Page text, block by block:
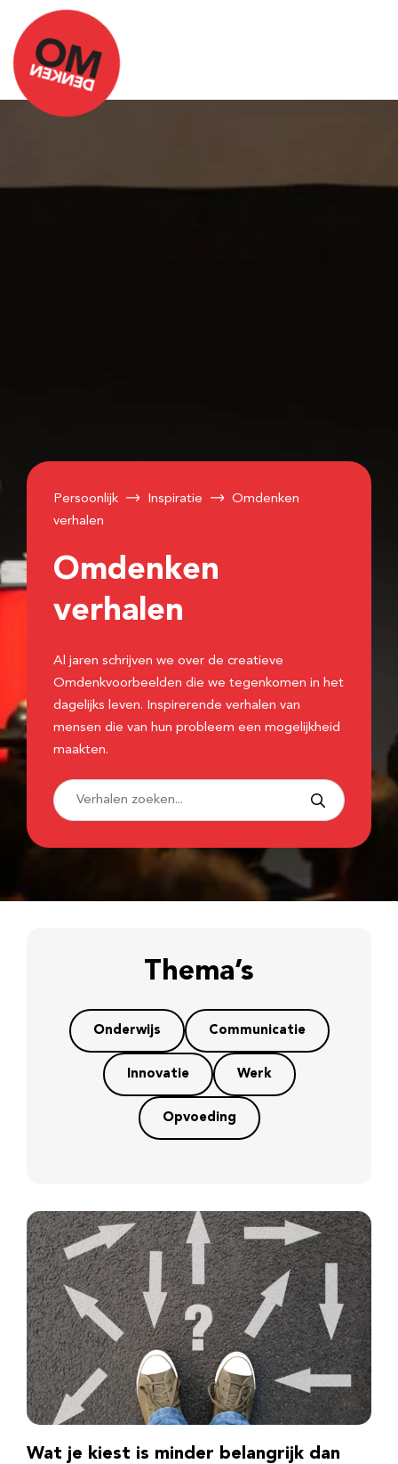
Persoonlijk Inspiratie
Omdenken
verhalen
Omdenken
verhalen
Al jaren schrijven we over de creatieve
Omdenkvoorbeelden die we tegenkomen in het
dagelijks leven. Inspirerende verhalen van
mensen die van hun probleem een mogelijkheid
maakten.
Thema’s
Onderwijs Communicatie
Innovatie Werk
Opvoeding
Wat je kiest is minder belangrijk dan